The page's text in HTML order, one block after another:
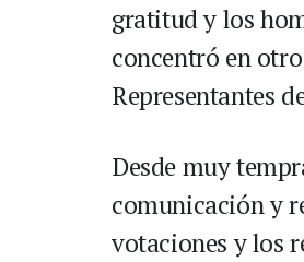
gratitud y los
concentró en
Representantes
Desde muy
comunicación y
votaciones y los